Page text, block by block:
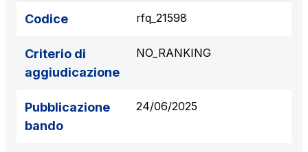
Km rete: 55
Scadenza concessione: 2028
Tangenziale di Napoli S.p.A.
Km rete: 20
Codice rfq_21598
Criterio di
aggiudicazione
NO_RANKING
Pubblicazione
bando
24/06/2025